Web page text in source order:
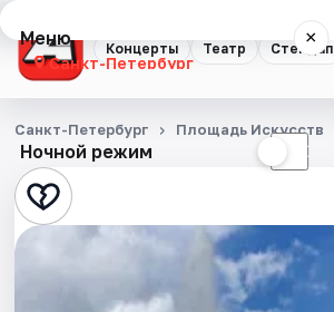
Концерты Театр Стендап
Меню ×
Санкт-Петербург
Концерты
Театр
Стендап
Ночной режим ☾
Санкт-Петербург Площадь Искусств